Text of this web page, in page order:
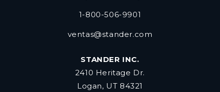
1-800-506-9901
ventas@stander.com
STANDER INC.
2410 Heritage Dr.
Logan, UT 84321